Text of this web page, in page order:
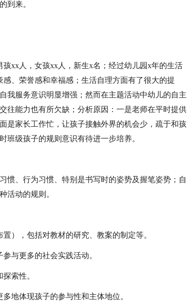
到来。
xx人，女孩xx人，新生x名；经过幼儿园x年的生活
、荣誉感和幸福感；生活自理方面有了很大的提
我服务意识明显增强；然而在主题活动中幼儿的自主
往能力也有所欠缺；分析原因：一是老师在平时提供
是家长工作忙，让孩子接触外界的机会少，疏于和孩
班级孩子的规则意识有待进一步培养。
惯、行为习惯、特别是书写时的姿势及握笔姿势；自
活动的规则。
），包括对教材的研究、教案的制定等。
与更多的社会实践活动。
索性。
地体现孩子的参与性和主体地位。